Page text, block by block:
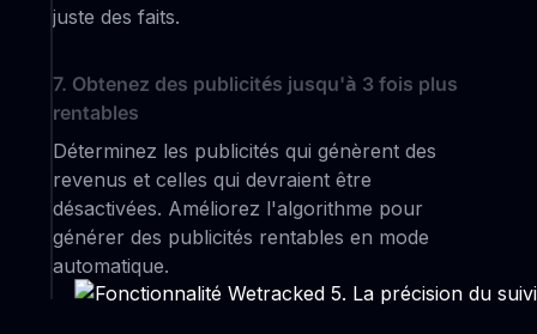
juste des faits.
7. Obtenez des publicités jusqu'à 3 fois plus
rentables
Déterminez les publicités qui génèrent des
revenus et celles qui devraient être
désactivées. Améliorez l'algorithme pour
générer des publicités rentables en mode
automatique.